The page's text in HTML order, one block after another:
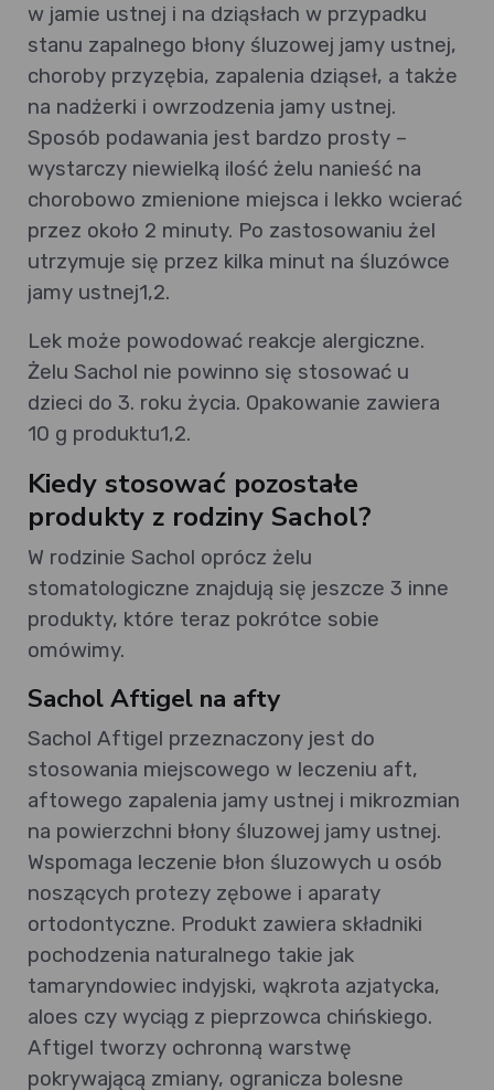
w jamie ustnej i na dziąsłach w przypadku
stanu zapalnego błony śluzowej jamy ustnej,
choroby przyzębia, zapalenia dziąseł, a także
na nadżerki i owrzodzenia jamy ustnej.
Sposób podawania jest bardzo prosty –
wystarczy niewielką ilość żelu nanieść na
chorobowo zmienione miejsca i lekko wcierać
przez około 2 minuty. Po zastosowaniu żel
utrzymuje się przez kilka minut na śluzówce
jamy ustnej1,2.
Lek może powodować reakcje alergiczne.
Żelu Sachol nie powinno się stosować u
dzieci do 3. roku życia. Opakowanie zawiera
10 g produktu1,2.
Kiedy stosować pozostałe
produkty z rodziny Sachol?
W rodzinie Sachol oprócz żelu
stomatologiczne znajdują się jeszcze 3 inne
produkty, które teraz pokrótce sobie
omówimy.
Sachol Aftigel na afty
Sachol Aftigel przeznaczony jest do
stosowania miejscowego w leczeniu aft,
aftowego zapalenia jamy ustnej i mikrozmian
na powierzchni błony śluzowej jamy ustnej.
Wspomaga leczenie błon śluzowych u osób
noszących protezy zębowe i aparaty
ortodontyczne. Produkt zawiera składniki
pochodzenia naturalnego takie jak
tamaryndowiec indyjski, wąkrota azjatycka,
aloes czy wyciąg z pieprzowca chińskiego.
Aftigel tworzy ochronną warstwę
pokrywającą zmiany, ogranicza bolesne